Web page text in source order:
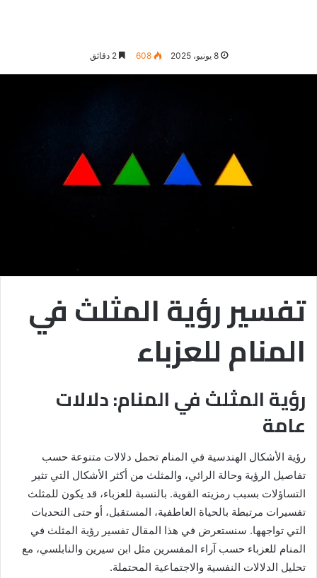
8 يونيو، 2025 608 2 دقائق
تفسير رؤية المثلث في
المنام للعزباء
رؤية المثلث في المنام: دلالات
عامة
رؤية الأشكال الهندسية في المنام تحمل دلالات متنوعة حسب
تفاصيل الرؤية وحالة الرائي، والمثلث من أكثر الأشكال التي تثير
التساؤلات بسبب رمزيته القوية. بالنسبة للعزباء، قد يكون للمثلث
تفسيرات مرتبطة بالحياة العاطفية، المستقبل، أو حتى التحديات
التي تواجهها. سنستعرض في هذا المقال تفسير رؤية المثلث في
المنام للعزباء حسب آراء المفسرين مثل ابن سيرين والنابلسي، مع
تحليل الدلالات النفسية والاجتماعية المحتملة.